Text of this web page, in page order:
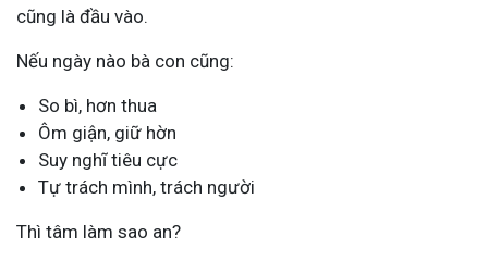
cũng là đầu vào.
Nếu ngày nào bà con cũng:
So bì, hơn thua
Ôm giận, giữ hờn
Suy nghĩ tiêu cực
Tự trách mình, trách người
Thì tâm làm sao an?